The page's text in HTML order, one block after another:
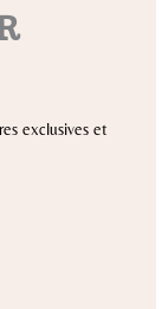
exclusives et